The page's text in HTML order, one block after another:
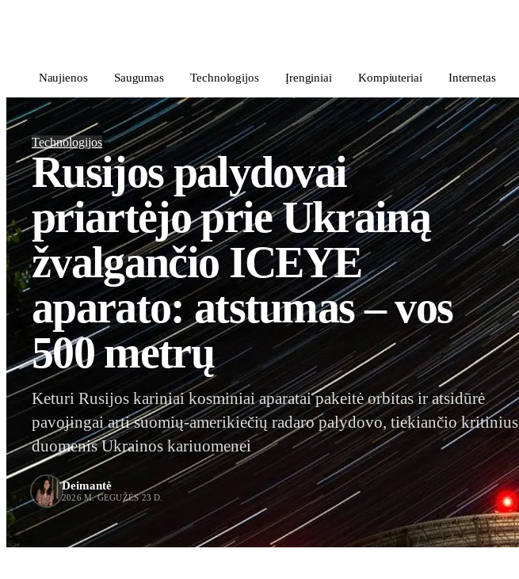
Naujienos Saugumas Technologijos Įrenginiai Kompiuteriai Internetas
Technologijos
Rusijos palydovai
priartėjo prie Ukrainą
žvalgančio ICEYE
aparato: atstumas – vos
500 metrų
Keturi Rusijos kariniai kosminiai aparatai pakeitė orbitas ir atsidūrė
pavojingai arti suomių-amerikiečių radaro palydovo, tiekiančio kritinius
duomenis Ukrainos kariuomenei
Deimantė
2026 M. GEGUŽĖS 23 D.